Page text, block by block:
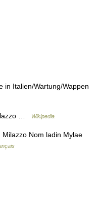
Italien/Wartung/Wappen
… Wikipedia
Nom ladin Mylae